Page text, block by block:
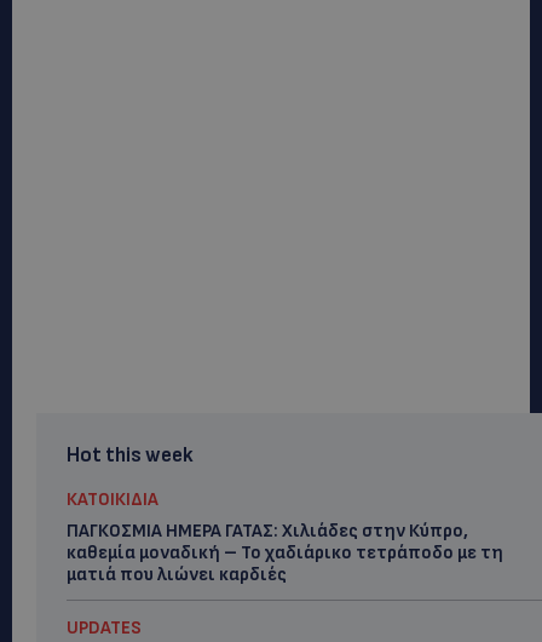
Hot this week
ΚΑΤΟΙΚΙΔΙΑ
ΠΑΓΚΟΣΜΙΑ ΗΜΕΡΑ ΓΑΤΑΣ: Χιλιάδες στην Κύπρο,
καθεμία μοναδική – Το χαδιάρικο τετράποδο με τη
ματιά που λιώνει καρδιές
UPDATES